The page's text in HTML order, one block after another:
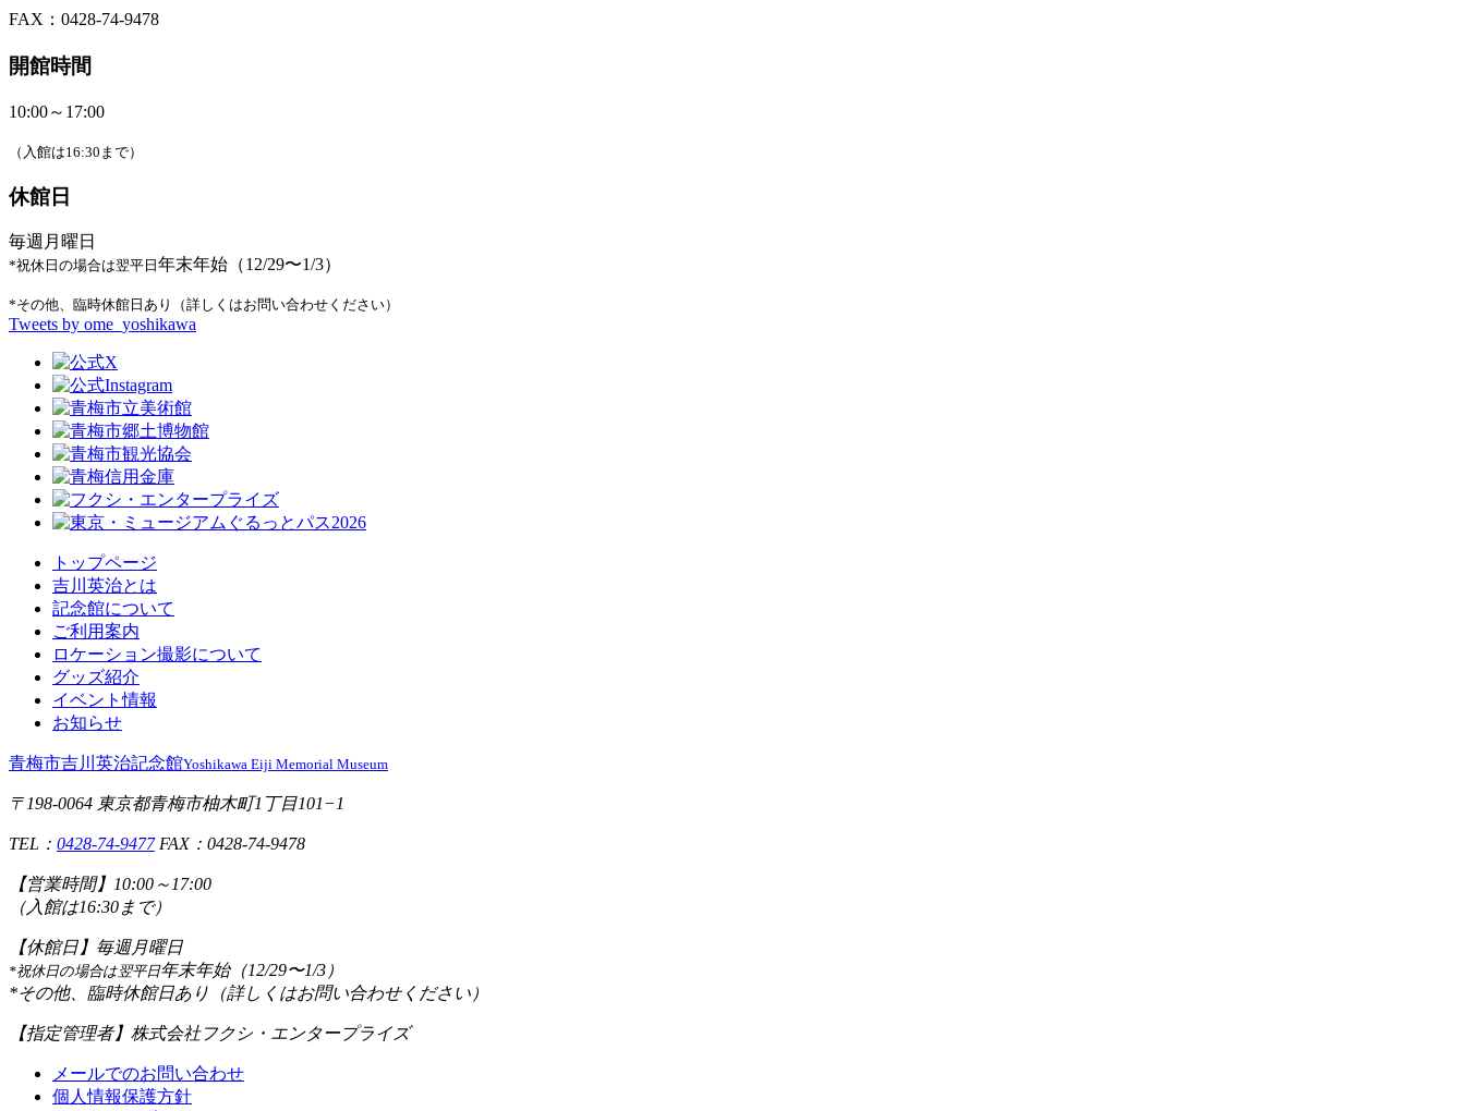
FAX：0428-74-9478
開館時間
10:00～17:00
（入館は16:30まで）
休館日
毎週月曜日
*祝休日の場合は翌平日 年末年始（12/29〜1/3）
*その他、臨時休館日あり（詳しくはお問い合わせください）
Tweets by ome_yoshikawa
トップページ
吉川英治とは
記念館について
ご利用案内
ロケーション撮影について
グッズ紹介
イベント情報
お知らせ
青梅市吉川英治記念館Yoshikawa Eiji Memorial Museum
〒198-0064 東京都青梅市柚木町1丁目101−1
TEL： 0428-74-9477FAX：0428-74-9478
【営業時間】 10:00～17:00
（入館は16:30まで）
【休館日】 毎週月曜日
*祝休日の場合は翌平日年末年始（12/29〜1/3）
*その他、臨時休館日あり（詳しくはお問い合わせください）
【指定管理者】 株式会社フクシ・エンタープライズ
メールでのお問い合わせ
個人情報保護方針